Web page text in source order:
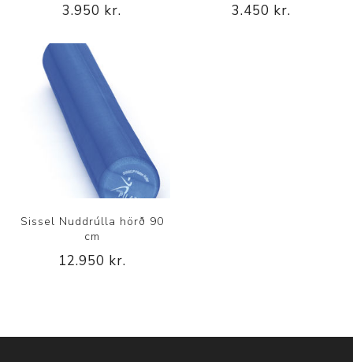
3.950 kr. 3.450 kr.
Sissel Nuddrúlla hörð 90
cm
12.950 kr.